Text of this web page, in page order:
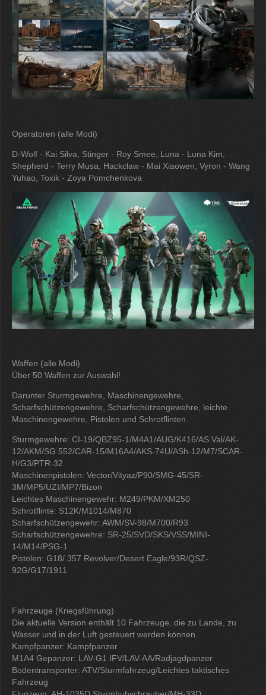
Operatoren (alle Modi)
D-Wolf - Kai Silva, Stinger - Roy Smee, Luna - Luna Kim,
Shepherd - Terry Musa, Hackclaw - Mai Xiaowen, Vyron - Wang
Yuhao, Toxik - Zoya Pomchenkova
Waffen (alle Modi)
Über 50 Waffen zur Auswahl!
Darunter Sturmgewehre, Maschinengewehre,
Scharfschützengewehre, Scharfschützengewehre, leichte
Maschinengewehre, Pistolen und Schrotflinten.
Sturmgewehre: CI-19/QBZ95-1/M4A1/AUG/K416/AS Val/AK-
12/AKM/SG 552/CAR-15/M16A4/AKS-74U/ASh-12/M7/SCAR-
H/G3/PTR-32
Maschinenpistolen: Vector/Vityaz/P90/SMG-45/SR-
3M/MP5/UZI/MP7/Bizon
Leichtes Maschinengewehr: M249/PKM/XM250
Schrotflinte: S12K/M1014/M870
Scharfschützengewehr: AWM/SV-98/M700/R93
Scharfschützengewehre: SR-25/SVD/SKS/VSS/MINI-
14/M14/PSG-1
Pistolen: G18/.357 Revolver/Desert Eagle/93R/QSZ-
92G/G17/1911
Fahrzeuge (Kriegsführung)
Die aktuelle Version enthält 10 Fahrzeuge, die zu Lande, zu
Wasser und in der Luft gesteuert werden können.
Kampfpanzer: Kampfpanzer
M1A4 Gepanzer: LAV-G1 IFV/LAV-AA/Radjagdpanzer
Bodentransporter: ATV/Sturmfahrzeug/Leichtes taktisches
Fahrzeug